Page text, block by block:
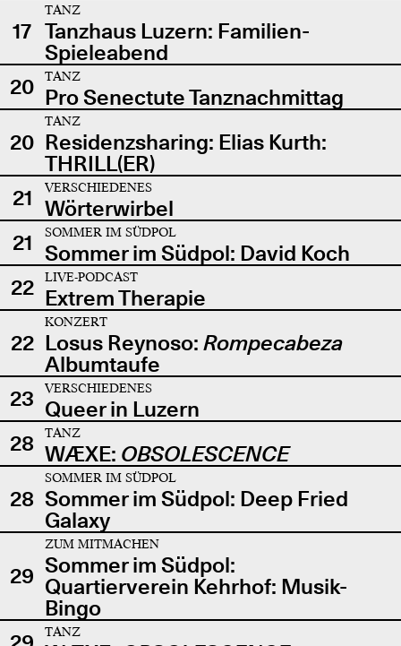
17
TANZ
Tanzhaus Luzern: Familien-
Spieleabend
20
TANZ
Pro Senectute Tanznachmittag
20
TANZ
Residenzsharing: Elias Kurth:
THRILL(ER)
21
VERSCHIEDENES
Wörterwirbel
21
SOMMER IM SÜDPOL
Sommer im Südpol: David Koch
22
LIVE-PODCAST
Extrem Therapie
22
KONZERT
Losus Reynoso: Rompecabeza
Albumtaufe
23
VERSCHIEDENES
Queer in Luzern
28
TANZ
WÆXE: OBSOLESCENCE
28
SOMMER IM SÜDPOL
Sommer im Südpol: Deep Fried
Galaxy
29
ZUM MITMACHEN
Sommer im Südpol:
Quartierverein Kehrhof: Musik-
Bingo
TANZ